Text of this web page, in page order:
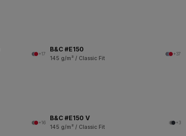
+17
B&C #E150
145 g/m² / Classic Fit
+37
+16
B&C #E150 V
145 g/m² / Classic Fit
+3